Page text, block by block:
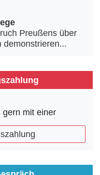
Preußens über
demonstrieren...
gern mit einer